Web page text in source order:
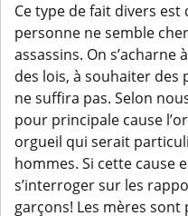
Ce type de fait divers
personne ne semble
assassins. On
des lois, à souhaiter des
ne suffira pas. Selon
pour principale cause
orgueil qui serait
hommes. Si cette cause
s’interroger sur les
garçons! Les mères